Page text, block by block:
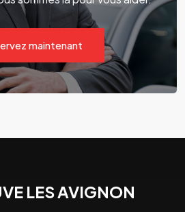
maintenant
LES AVIGNON